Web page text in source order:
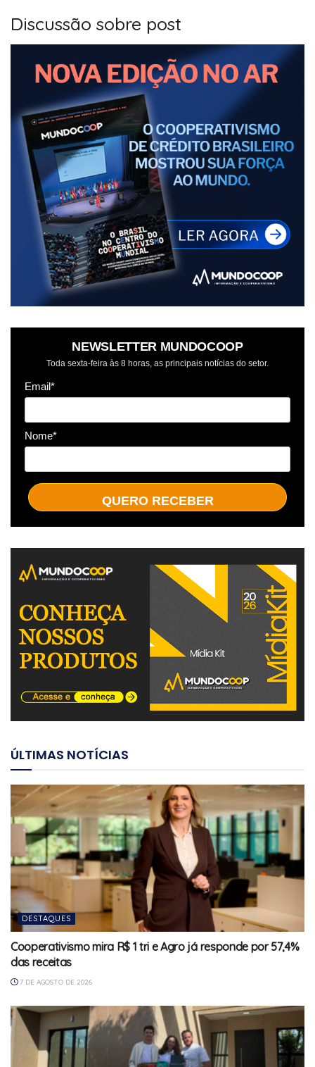
Discussão sobre post
NEWSLETTER MUNDOCOOP
Toda sexta-feira às 8 horas, as principais notícias do setor.
Email*
Nome*
QUERO RECEBER
ÚLTIMAS NOTÍCIAS
DESTAQUES
Cooperativismo mira R$ 1 tri e Agro já responde por 57,4%
das receitas
7 DE AGOSTO DE 2026